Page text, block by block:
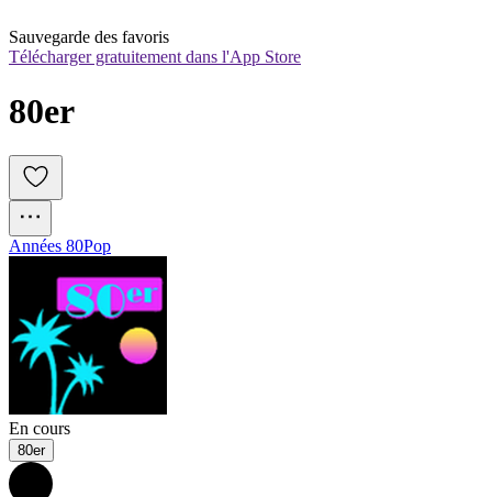
Sauvegarde des favoris
Télécharger gratuitement dans l'App Store
80er
Années 80Pop
En cours
80er